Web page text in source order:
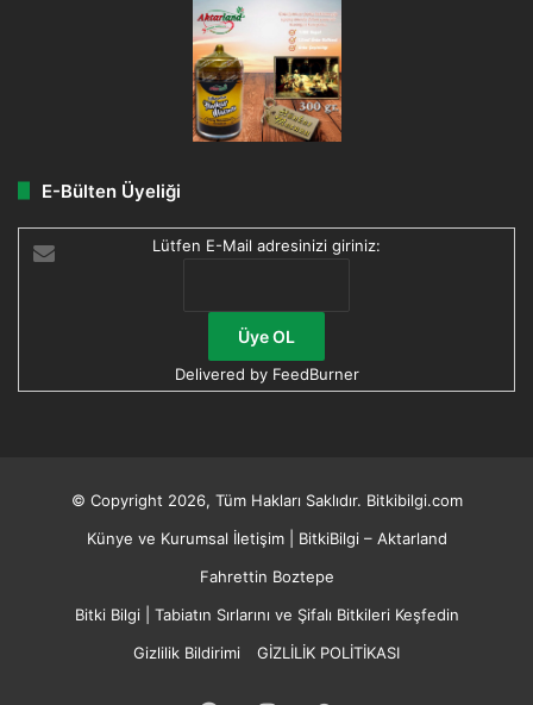
E-Bülten Üyeliği
Lütfen E-Mail adresinizi giriniz:
Delivered by FeedBurner
© Copyright 2026, Tüm Hakları Saklıdır. Bitkibilgi.com
Künye ve Kurumsal İletişim | BitkiBilgi – Aktarland
Fahrettin Boztepe
Bitki Bilgi | Tabiatın Sırlarını ve Şifalı Bitkileri Keşfedin
Gizlilik Bildirimi
GİZLİLİK POLİTİKASI